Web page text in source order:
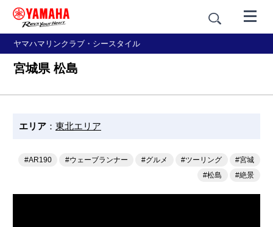
ヤマハマリンクラブ・シースタイル
宮城県 松島
エリア ： 東北エリア
#AR190 #ウェーブランナー #グルメ #ツーリング
#宮城
#松島
#絶景